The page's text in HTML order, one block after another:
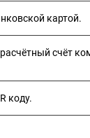
картой.
счёт
коду.